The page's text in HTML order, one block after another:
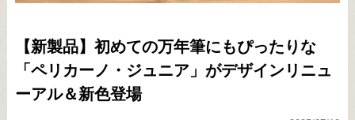
【新製品】初めての万年筆にもぴったりな
「ペリカーノ・ジュニア」がデザインリニュ
ーアル＆新色登場